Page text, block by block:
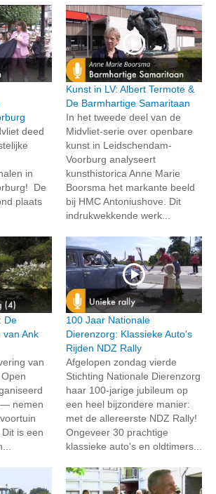
deed
in
De
plaats
Kunst in LV: Albert Termote &
De Barmhartige Samaritaan
In het tweede deel van de
Midvliet-serie over openbare
kunst in Leidschendam-
Voorburg analyseert
kunsthistorica Anne Marie
Boorsma het markante beeld
bij HMC Antoniushove. Dit
indrukwekkende werk...
De
van Ank
van
— nemen
is een
100 Jaar Nationale
Dierenzorg: Klassieke Auto's
Rijden NDZ Rally
Afgelopen zondag vierde
Stichting Nationale Dierenzorg
haar 100-jarige jubileum op
een heel bijzondere manier:
met de allereerste NDZ Rally!
Ongeveer 30 prachtige
klassieke auto's en oldtimers...